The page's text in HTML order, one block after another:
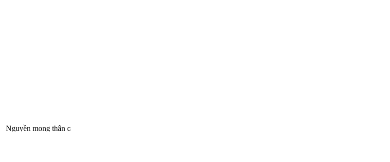
Nguyền mong thân cận minh sư, quả Bồ Đề một đêm mà chín. Phúc gặp tình cờ tri thức, hoa Ưu Đàm mấy kiếp đâm bông.